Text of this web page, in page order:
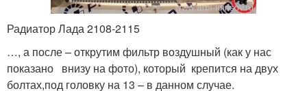
Радиатор Лада 2108-2115
…, а после – открутим фильтр воздушный (как у нас
показано внизу на фото), который крепится на двух
болтах,под головку на 13 – в данном случае.